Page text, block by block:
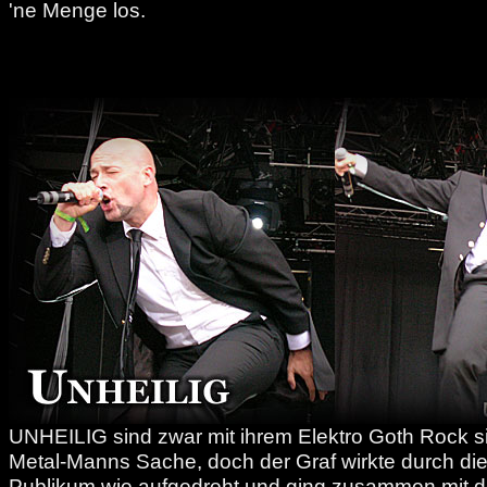
'ne Menge los.
UNHEILIG sind zwar mit ihrem Elektro Goth Rock
Metal-Manns Sache, doch der Graf wirkte durch